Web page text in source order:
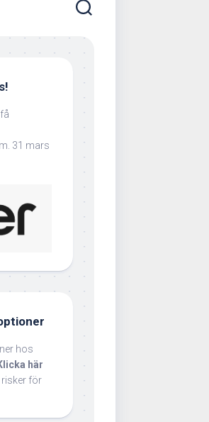
31 mars
hos
här
risker för